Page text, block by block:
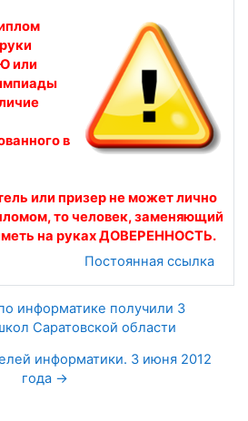
или
в
или призер не может лично
то человек, заменяющий
на руках ДОВЕРЕННОСТЬ.
Постоянная ссылка
информатике получили 3
Саратовской области
информатики. 3 июня 2012
года →